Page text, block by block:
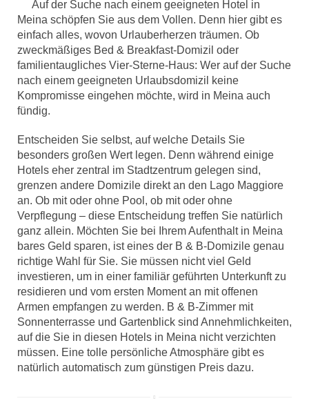
Auf der Suche nach einem geeigneten Hotel in
Meina schöpfen Sie aus dem Vollen. Denn hier gibt es
einfach alles, wovon Urlauberherzen träumen. Ob
zweckmäßiges Bed & Breakfast-Domizil oder
familientaugliches Vier-Sterne-Haus: Wer auf der Suche
nach einem geeigneten Urlaubsdomizil keine
Kompromisse eingehen möchte, wird in Meina auch
fündig.
Entscheiden Sie selbst, auf welche Details Sie
besonders großen Wert legen. Denn während einige
Hotels eher zentral im Stadtzentrum gelegen sind,
grenzen andere Domizile direkt an den Lago Maggiore
an. Ob mit oder ohne Pool, ob mit oder ohne
Verpflegung – diese Entscheidung treffen Sie natürlich
ganz allein. Möchten Sie bei Ihrem Aufenthalt in Meina
bares Geld sparen, ist eines der B & B-Domizile genau
richtige Wahl für Sie. Sie müssen nicht viel Geld
investieren, um in einer familiär geführten Unterkunft zu
residieren und vom ersten Moment an mit offenen
Armen empfangen zu werden. B & B-Zimmer mit
Sonnenterrasse und Gartenblick sind Annehmlichkeiten,
auf die Sie in diesen Hotels in Meina nicht verzichten
müssen. Eine tolle persönliche Atmosphäre gibt es
natürlich automatisch zum günstigen Preis dazu.